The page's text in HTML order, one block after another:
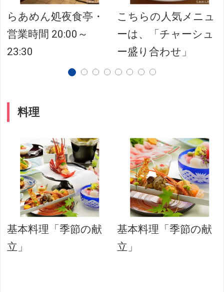
らあめん処夜食亭・
営業時間 20:00～
23:30
こちらの人気メニュ
ーは、「チャーシュ
ー盛り合わせ」
料理
基本料理「季節の献
立」
基本料理「季節の献
立」